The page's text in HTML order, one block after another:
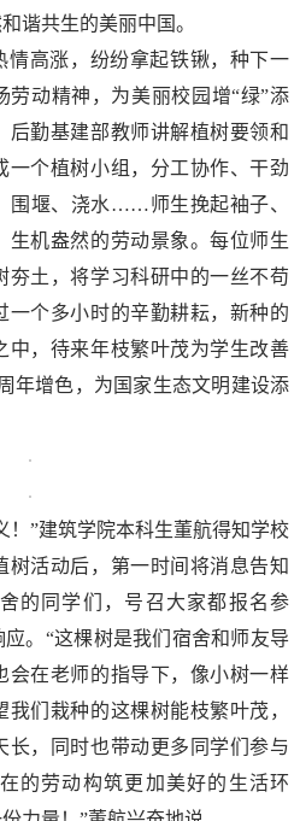
谐共生的美丽中国。
情高涨，纷纷拿起铁锹，种下一
劳动精神，为美丽校园增“绿”添
后勤基建部教师讲解植树要领和
一个植树小组，分工协作、干劲
围堰、浇水……师生挽起袖子、
生机盎然的劳动景象。每位师生
夯土，将学习科研中的一丝不苟
一个多小时的辛勤耕耘，新种的
中，待来年枝繁叶茂为学生改善
年增色，为国家生态文明建设添
！”建筑学院本科生董航得知学校
树活动后，第一时间将消息告知
的同学们，号召大家都报名参
。“这棵树是我们宿舍和师友导
会在老师的指导下，像小树一样
们栽种的这棵树能枝繁叶茂，
长，同时也带动更多同学们参与
的劳动构筑更加美好的生活环